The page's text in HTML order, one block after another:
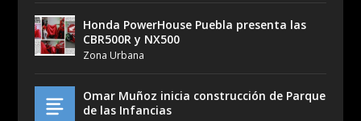
Honda PowerHouse Puebla presenta las
CBR500R y NX500
Zona Urbana
Omar Muñoz inicia construcción de Parque
de las Infancias